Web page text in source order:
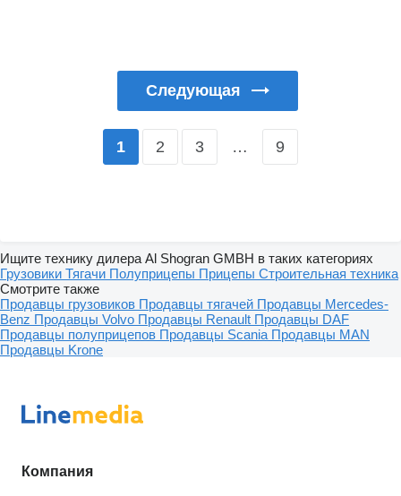
Следующая
1 2 3 … 9
Ищите технику дилера Al Shogran GMBH в таких категориях
Грузовики Тягачи Полуприцепы Прицепы Строительная техника
Смотрите также
Продавцы грузовиков Продавцы тягачей Продавцы Mercedes-
Benz Продавцы Volvo Продавцы Renault Продавцы DAF
Продавцы полуприцепов Продавцы Scania Продавцы MAN
Продавцы Krone
Компания